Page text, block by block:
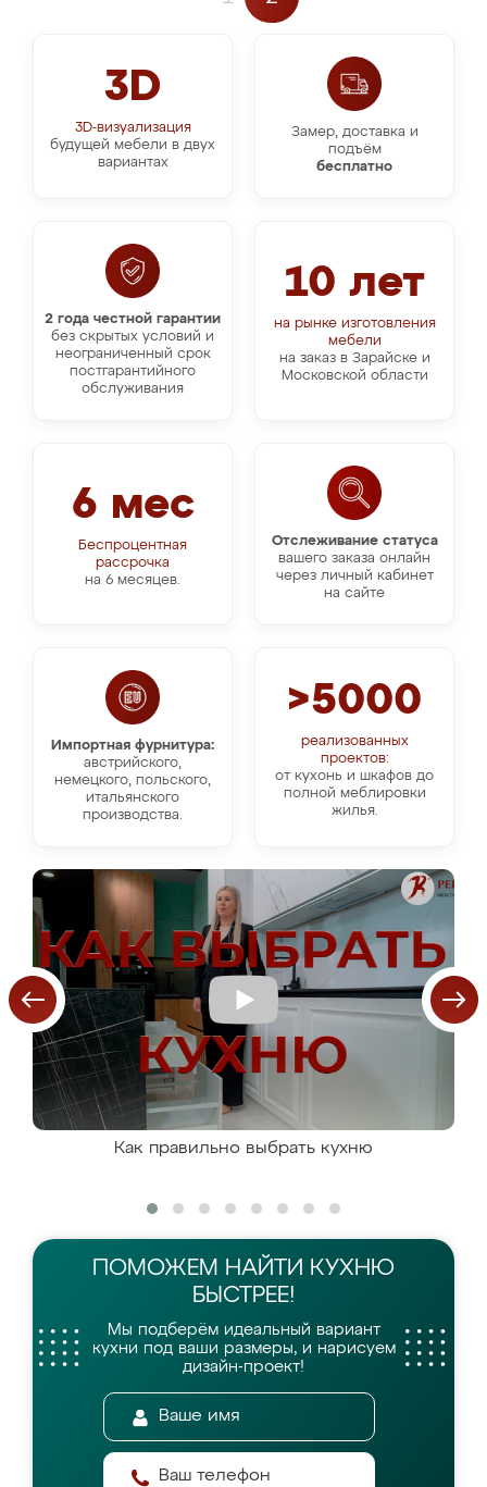
3D
3D-визуализация
будущей мебели в двух
вариантах
Замер, доставка и
подъём
бесплатно
10 лет
на рынке изготовления
мебели
на заказ в Зарайске и
Московской области
2 года честной гарантии
без скрытых условий и
неограниченный срок
постгарантийного
обслуживания
Отслеживание статуса
вашего заказа онлайн
через личный кабинет
на сайте
6 мес
Беспроцентная
рассрочка
на 6 месяцев.
Импортная фурнитура:
австрийского,
немецкого, польского,
итальянского
производства.
>5000
реализованных
проектов:
от кухонь и шкафов до
полной меблировки
жилья.
Как правильно выбрать кухню
ПОМОЖЕМ НАЙТИ КУХНЮ
БЫСТРЕЕ!
Мы подберём идеальный вариант
кухни под ваши размеры, и нарисуем
дизайн-проект!